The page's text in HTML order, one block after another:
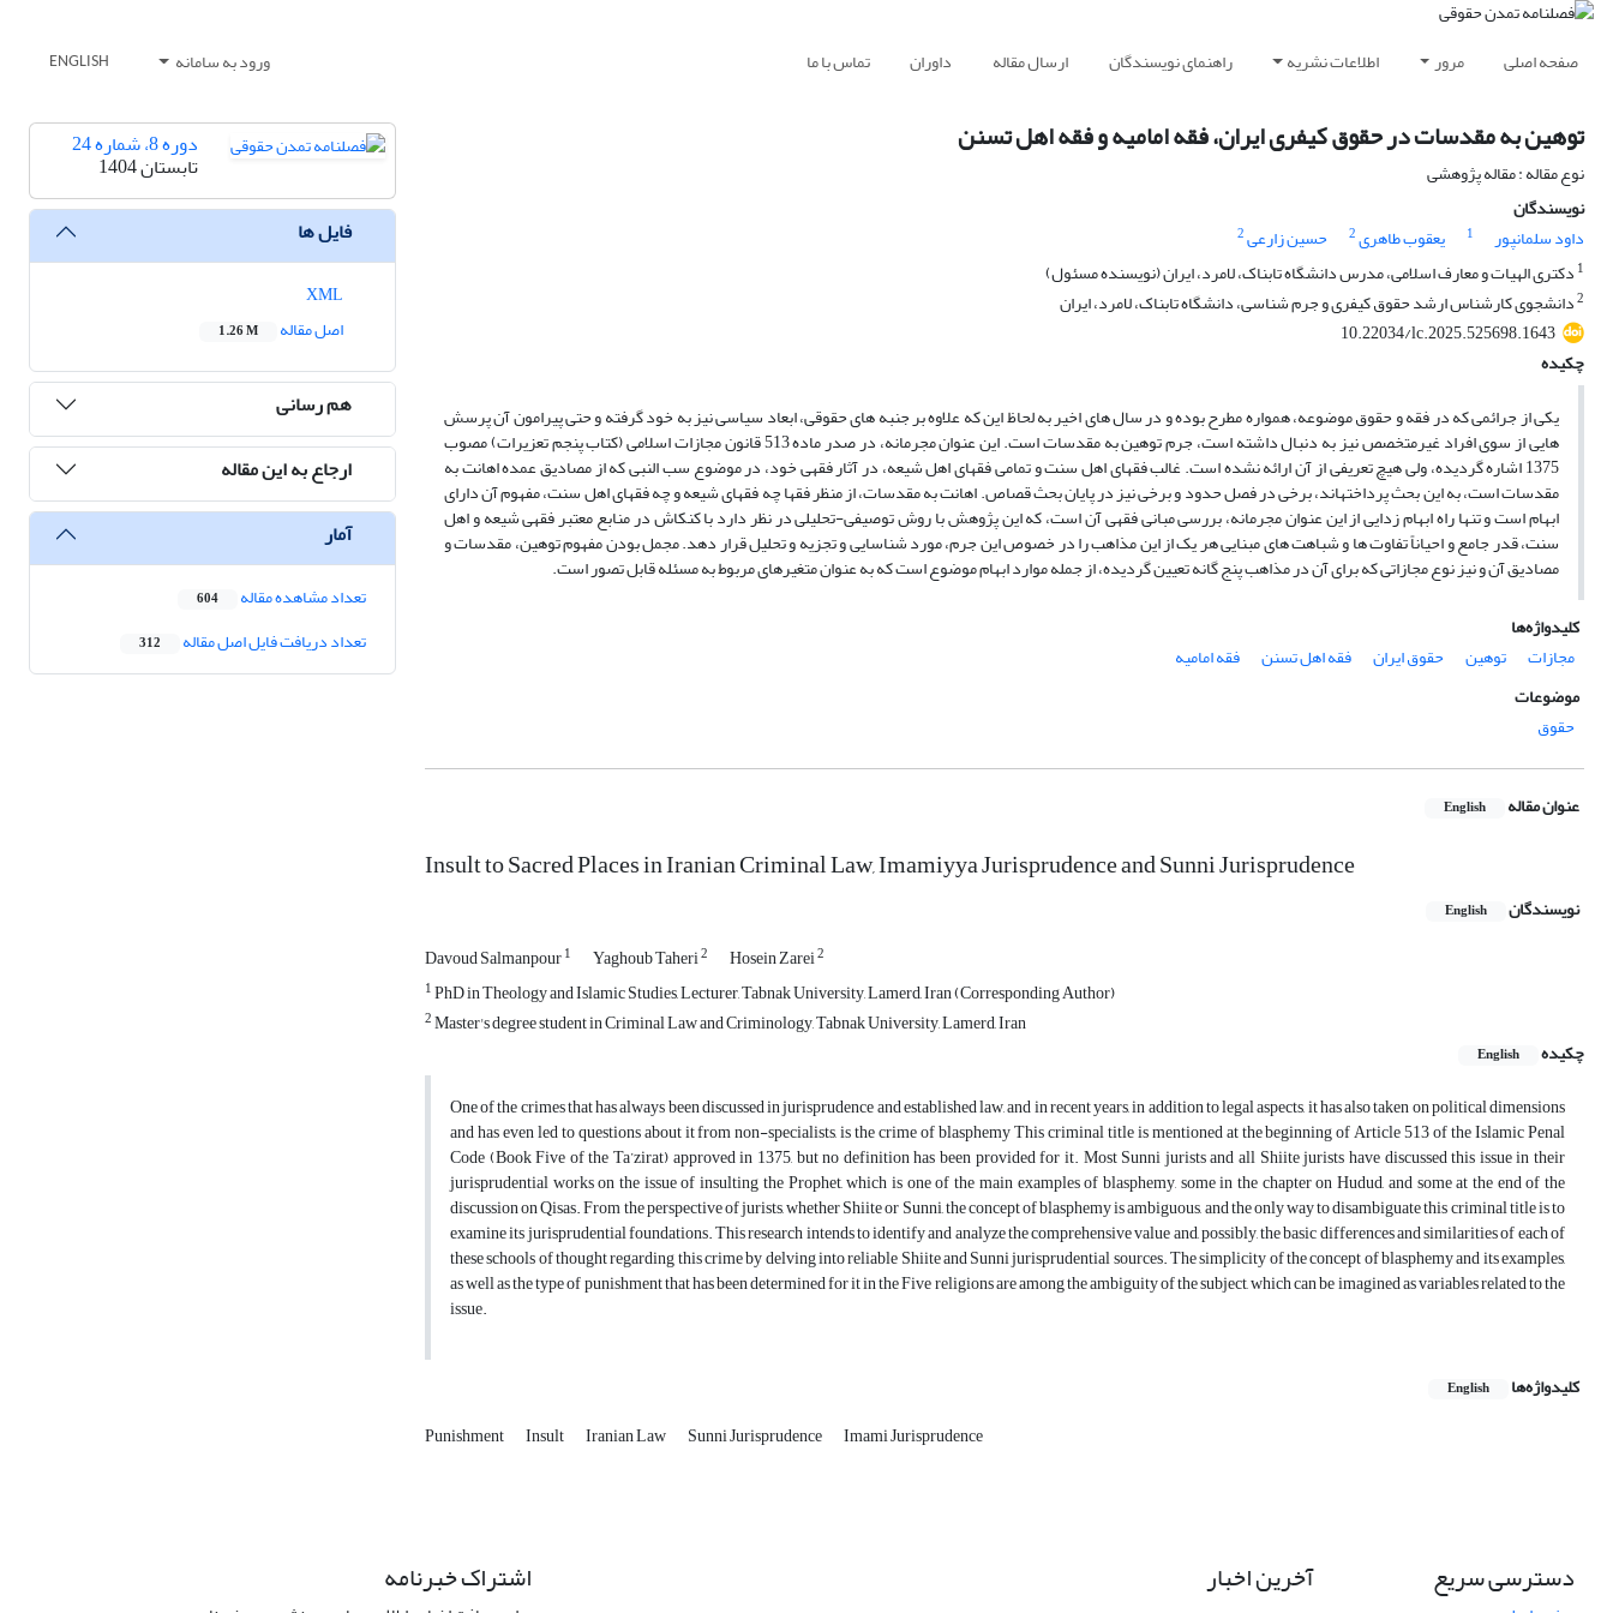
صفحه اصلی مرور اطلاعات نشریه راهنمای نویسندگان ارسال مقاله داوران تماس با ما ورود به سامانه ENGLISH
توهین به مقدسات در حقوق کیفری ایران، فقه امامیه و فقه اهل تسنن
نوع مقاله : مقاله پژوهشی
نویسندگان
داود سلمانپور
1 یعقوب طاهری2 حسین زارعی2
1 دکتری الهیات و معارف اسلامی، مدرس دانشگاه تابناک، لامرد، ایران (نویسنده مسئول)
2دانشجوی کارشناس ارشد حقوق کیفری و جرم شناسی، دانشگاه تابناک، لامرد، ایران
10.22034/lc.2025.525698.1643
چکیده
یکی از جرائمی که در فقه و حقوق موضوعه، همواره مطرح بوده و در سال های اخیر به لحاظ این که علاوه بر جنبه های حقوقی، ابعاد سیاسی نیز به خود گرفته و حتی پیرامون آن پرسش
هایی از سوی افراد غیرمتخصص نیز به دنبال داشته است، جرم توهین به مقدسات است. این عنوان مجرمانه، در صدر ماده 513 قانون مجازات اسلامی (کتاب پنجم تعزیرات) مصوب
1375 اشاره گردیده، ولی هیچ تعریفی از آن ارائه نشده است. غالب فقهای اهل سنت و تمامی فقهای اهل شیعه، در آثار فقهی خود، در موضوع سب النبی که از مصادیق عمده اهانت به
مقدسات است، به این بحث پرداخته­اند، برخی در فصل حدود و برخی نیز در پایان بحث قصاص. اهانت به مقدسات، از منظر فقها چه فقهای شیعه و چه فقهای اهل سنت، مفهوم آن دارای
ابهام است و تنها راه ابهام زدایی از این عنوان مجرمانه، بررسی مبانی فقهی آن است، که این پژوهش با روش توصیفی-تحلیلی در نظر دارد با کنکاش در منابع معتبر فقهی شیعه و اهل
سنت، قدر جامع و احیاناً تفاوت ها و شباهت های مبنایی هر یک از این مذاهب را در خصوص این جرم، مورد شناسایی و تجزیه و تحلیل قرار دهد. مجمل بودن مفهوم توهین، مقدسات و
مصادیق آن و نیز نوع مجازاتی که برای آن در مذاهب پنج گانه تعیین گردیده، از جمله موارد ابهام موضوع است که به عنوان متغیرهای مربوط به مسئله قابل تصور است.
کلیدواژه‌ها
مجازات
توهین حقوق ایران فقه اهل تسنن
فقه امامیه
موضوعات
حقوق
عنوان مقاله English
Insult to Sacred Places in Iranian Criminal Law, Imamiyya Jurisprudence and Sunni Jurisprudence
نویسندگان English
Davoud Salmanpour1 Yaghoub Taheri2 Hosein Zarei2
1PhD in Theology and Islamic Studies, Lecturer, Tabnak University, Lamerd, Iran (Corresponding Author)
2Master's degree student in Criminal Law and Criminology, Tabnak University, Lamerd, Iran
چکیده
English
One of the crimes that has always been discussed in jurisprudence and established law, and in recent years, in addition to legal aspects, it has also taken on political dimensions
and has even led to questions about it from non-specialists, is the crime of blasphemy This criminal title is mentioned at the beginning of Article 513 of the Islamic Penal
Code (Book Five of the Ta’zirat) approved in 1375, but no definition has been provided for it. Most Sunni jurists and all Shiite jurists have discussed this issue in their
jurisprudential works on the issue of insulting the Prophet, which is one of the main examples of blasphemy, some in the chapter on Hudud, and some at the end of the
discussion on Qisas. From the perspective of jurists, whether Shiite or Sunni, the concept of blasphemy is ambiguous, and the only way to disambiguate this criminal title is to
examine its jurisprudential foundations. This research intends to identify and analyze the comprehensive value and, possibly, the basic differences and similarities of each of
these schools of thought regarding this crime by delving into reliable Shiite and Sunni jurisprudential sources. The simplicity of the concept of blasphemy and its examples,
as well as the type of punishment that has been determined for it in the Five religions are among the ambiguity of the subject, which can be imagined as variables related to the
issue.
کلیدواژه‌ها English
Punishment Insult Iranian Law Sunni Jurisprudence Imami Jurisprudence
دوره 8، شماره 24
تابستان 1404
فایل ها
اصل مقاله
1.26 M
هم رسانی
ارجاع به این مقاله
آمار
تعداد مشاهده مقاله 604
تعداد دریافت فایل اصل مقاله 312
دسترسی سریع آخرین اخبار اشتراک خبرنامه